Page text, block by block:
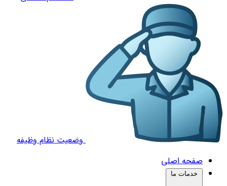
وضعیت نظام وظیفه
صفحه اصلی
خدمات ما